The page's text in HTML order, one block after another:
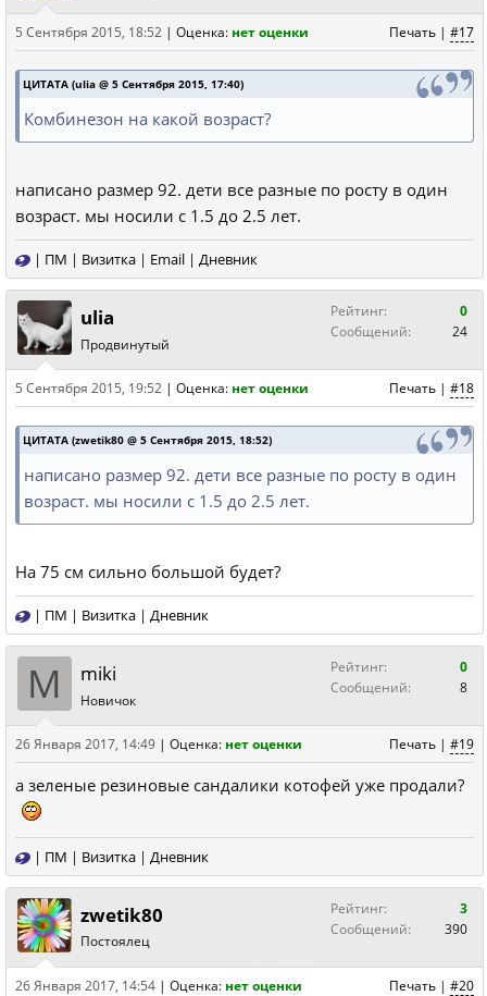
Печать | #17
5 Сентября 2015, 18:52 | Оценка: нет оценки
ЦИТАТА (ulia @ 5 Сентября 2015, 17:40)
Комбинезон на какой возраст?
написано размер 92. дети все разные по росту в один
возраст. мы носили с 1.5 до 2.5 лет.
| ПМ | Визитка | Email | Дневник
ulia
Продвинутый
Рейтинг:
0
Сообщений:
24
Печать | #18
5 Сентября 2015, 19:52 | Оценка: нет оценки
ЦИТАТА (zwetik80 @ 5 Сентября 2015, 18:52)
написано размер 92. дети все разные по росту в один
возраст. мы носили с 1.5 до 2.5 лет.
На 75 см сильно большой будет?
| ПМ | Визитка | Дневник
M miki
Новичок
Рейтинг:
0
Сообщений:
8
Печать | #19
26 Января 2017, 14:49 | Оценка: нет оценки
а зеленые резиновые сандалики котофей уже продали?
| ПМ | Визитка | Дневник
zwetik80
Постоялец
Рейтинг:
3
Сообщений:
390
Печать | #20
26 Января 2017, 14:54 | Оценка: нет оценки